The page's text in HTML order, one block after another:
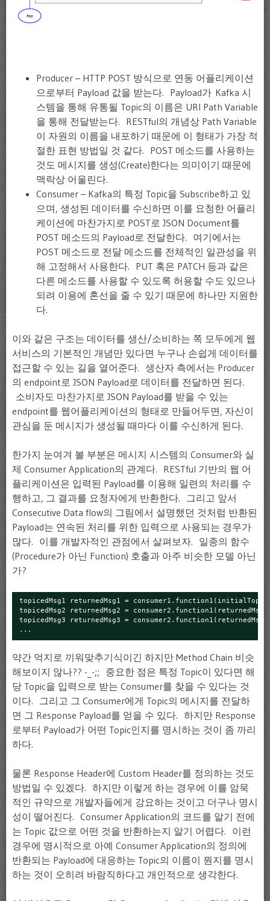
Producer – HTTP POST 방식으로 연동 어플리케이션
으로부터 Payload 값을 받는다. Payload가 Kafka 시
스템을 통해 유통될 Topic의 이름은 URI Path Variable
을 통해 전달받는다. RESTful의 개념상 Path Variable
이 자원의 이름을 내포하기 때문에 이 형태가 가장 적
절한 표현 방법일 것 같다. POST 메소드를 사용하는
것도 메시지를 생성(Create)한다는 의미이기 때문에
맥락상 어울린다.
Consumer – Kafka의 특정 Topic을 Subscribe하고 있
으며, 생성된 데이터를 수신하면 이를 요청한 어플리
케이션에 마찬가지로 POST로 JSON Document를
POST 메소드의 Payload로 전달한다. 여기에서는
POST 메소드로 전달 메소드를 전체적인 일관성을 위
해 고정해서 사용한다. PUT 혹은 PATCH 등과 같은
다른 메소드를 사용할 수 있도록 허용할 수도 있으나
되려 이용에 혼선을 줄 수 있기 때문에 하나만 지원한
다.
이와 같은 구조는 데이터를 생산/소비하는 쪽 모두에게 웹
서비스의 기본적인 개념만 있다면 누구나 손쉽게 데이터를
접근할 수 있는 길을 열어준다. 생산자 측에서는 Producer
의 endpoint로 JSON Payload로 데이터를 전달하면 된다.
소비자도 마찬가지로 JSON Payload를 받을 수 있는
endpoint를 웹어플리케이션의 형태로 만들어두면, 자신이
관심을 둔 메시지가 생성될 때마다 이를 수신하게 된다.
한가지 눈여겨 볼 부분은 메시지 시스템의 Consumer와 실
제 Consumer Application의 관계다. RESTful 기반의 웹 어
플리케이션은 입력된 Payload를 이용해 일련의 처리를 수
행하고, 그 결과를 요청자에게 반환한다. 그리고 앞서
Consecutive Data flow의 그림에서 설명했던 것처럼 반환된
Payload는 연속된 처리를 위한 입력으로 사용되는 경우가
많다. 이를 개발자적인 관점에서 살펴보자. 일종의 함수
(Procedure가 아닌 Function) 호출과 아주 비슷한 모델 아닌
가?
topicedMsg1 returnedMsg1 =
topicedMsg2 returnedMsg2 =
topicedMsg3 returnedMsg3 =
...
약간 억지로 끼워맞추기식이긴 하지만 Method Chain 비슷
해보이지 않나?? -_-;; 중요한 점은 특정 Topic이 있다면 해
당 Topic을 입력으로 받는 Consumer를 찾을 수 있다는 것
이다. 그리고 그 Consumer에게 Topic의 메시지를 전달하
면 그 Response Payload를 얻을 수 있다. 하지만 Response
로부터 Payload가 어떤 Topic인지를 명시하는 것이 좀 까리
하다.
물론 Response Header에 Custom Header를 정의하는 것도
방법일 수 있겠다. 하지만 이렇게 하는 경우에 이를 암묵
적인 규약으로 개발자들에게 강요하는 것이고 더구나 명시
성이 떨어진다. Consumer Application의 코드를 알기 전에
는 Topic 값으로 어떤 것을 반환하는지 알기 어렵다. 이런
경우에 명시적으로 아예 Consumer Application의 정의에
반환되는 Payload에 대응하는 Topic의 이름이 뭔지를 명시
하는 것이 오히려 바람직하다고 개인적으로 생각한다.